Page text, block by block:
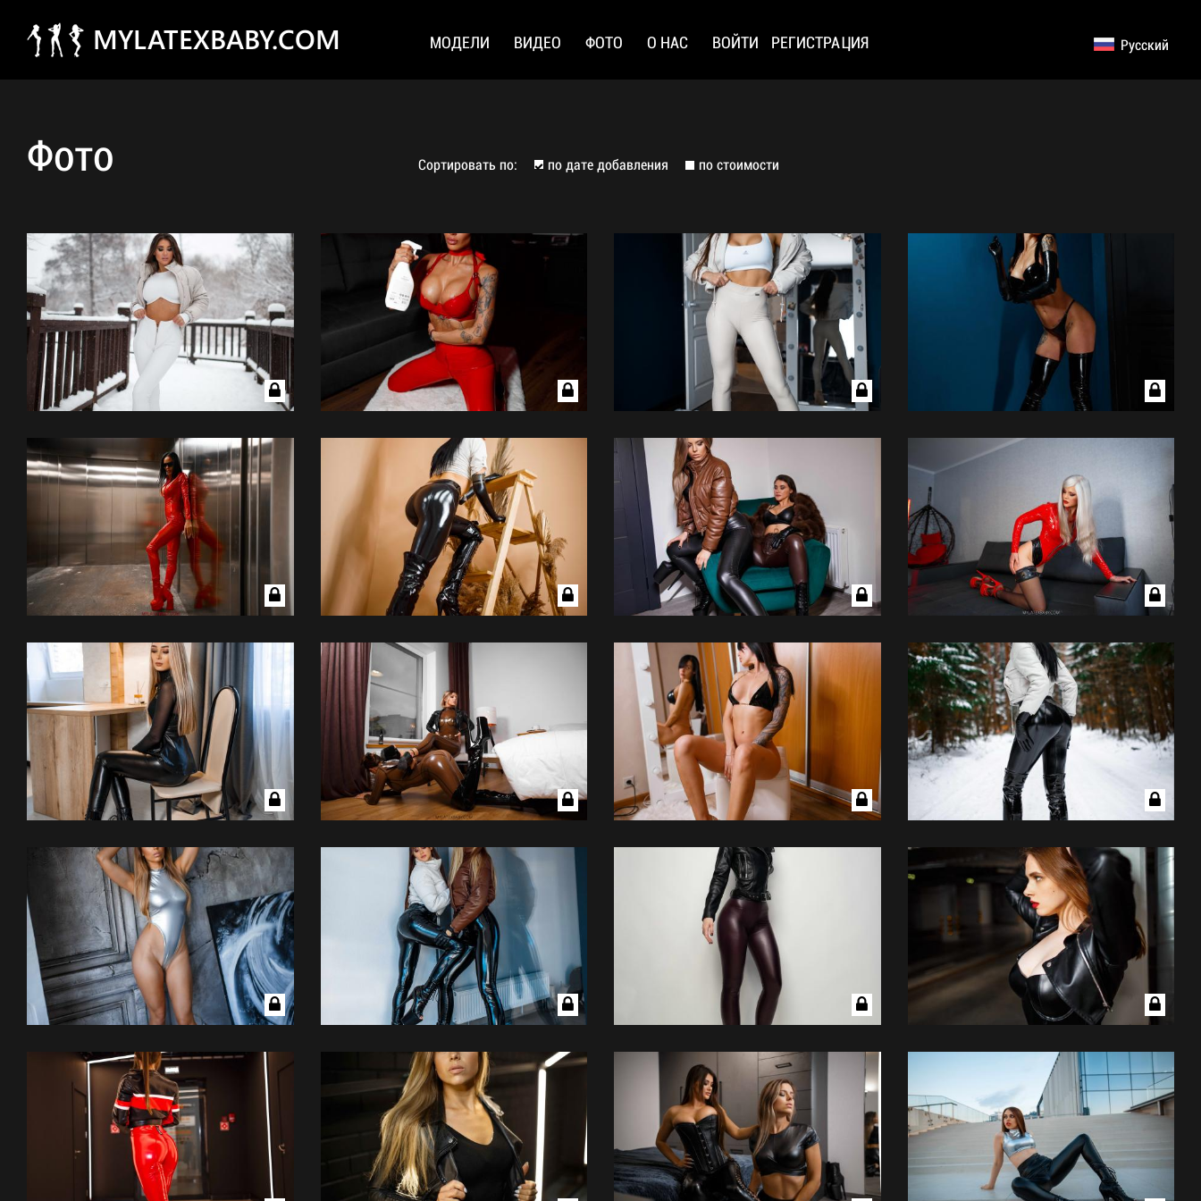
MYLATEXBABY.COM МОДЕЛИ ВИДЕО ФОТО О НАС ВОЙТИ РЕГИСТРАЦИЯ
Русский
Фото Сортировать по: по дате добавления по стоимости